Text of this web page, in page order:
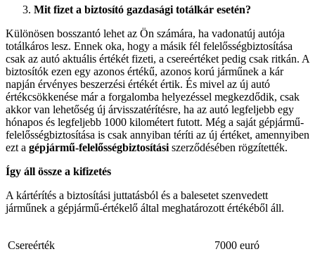
Mit fizet a biztosító gazdasági totálkár esetén?
Különösen bosszantó lehet az Ön számára, ha vadonatúj autója
totálkáros lesz. Ennek oka, hogy a másik fél felelősségbiztosítása
csak az autó aktuális értékét fizeti, a csereértéket pedig csak ritkán. A
biztosítók ezen egy azonos értékű, azonos korú járműnek a kár
napján érvényes beszerzési értékét értik. És mivel az új autó
értékcsökkenése már a forgalomba helyezéssel megkezdődik, csak
akkor van lehetőség új árvisszatérítésre, ha az autó legfeljebb egy
hónapos és legfeljebb 1000 kilométert futott. Még a saját gépjármű-
felelősségbiztosítása is csak annyiban téríti az új értéket, amennyiben
ezt a gépjármű-felelősségbiztosítási szerződésében rögzítették.
Így áll össze a kifizetés
A kártérítés a biztosítási juttatásból és a balesetet szenvedett
járműnek a gépjármű-értékelő által meghatározott értékéből áll.
Csereérték 7000 euró